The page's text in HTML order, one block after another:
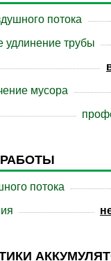
потока
удлинение трубы
мусора
потока